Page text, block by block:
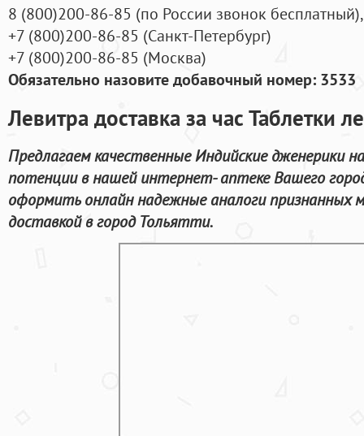
8 (800)200-86-85 (по России звонок бесплатный),
+7 (800)200-86-85 (Санкт-Петербург)
+7 (800)200-86-85 (Москва)
Обязательно назовите добавочный номер: 3533
Левитра доставка за час Таблетки
Предлагаем качественные Индийские дженерики
потенции в нашей интернет- аптеке Вашего
оформить онлайн надежные аналоги признанных
доставкой в город Тольятти.